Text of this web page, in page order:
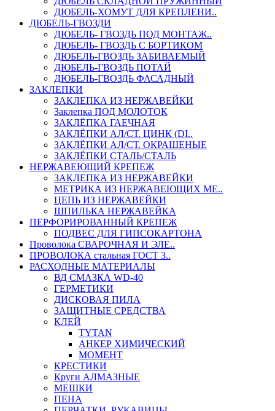
ДЮБЕЛЬ-ХОМУТ ДЛЯ КРЕПЛЕНИ..
ДЮБЕЛЬ-ГВОЗДИ
ДЮБЕЛЬ- ГВОЗДЬ ПОД МОНТАЖ..
ДЮБЕЛЬ- ГВОЗДЬ С БОРТИКОМ
ДЮБЕЛЬ-ГВОЗДЬ ЗАБИВАЕМЫЙ
ДЮБЕЛЬ-ГВОЗДЬ ПОТАЙ
ДЮБЕЛЬ-ГВОЗДЬ ФАСАДНЫЙ
ЗАКЛЕПКИ
ЗАКЛЕПКА ИЗ НЕРЖАВЕЙКИ
Заклепка ПОД МОЛОТОК
ЗАКЛЁПКА ГАЕЧНАЯ
ЗАКЛЁПКИ АЛ/СТ. ЦИНК (DI..
ЗАКЛЁПКИ АЛ/СТ. ОКРАШЕНЫЕ
ЗАКЛЁПКИ СТАЛЬ/СТАЛЬ
НЕРЖАВЕЮЩИЙ КРЕПЕЖ
ЗАКЛЕПКА ИЗ НЕРЖАВЕЙКИ
МЕТРИКА ИЗ НЕРЖАВЕЮЩИХ МЕ..
ЦЕПЬ ИЗ НЕРЖАВЕЙКИ
ШПИЛЬКА НЕРЖАВЕЙКА
ПЕРФОРИРОВАННЫЙ КРЕПЕЖ
ПОДВЕС ДЛЯ ГИПСОКАРТОНА
Проволока СВАРОЧНАЯ И ЭЛЕ..
ПРОВОЛОКА стальная ГОСТ 3..
РАСХОДНЫЕ МАТЕРИАЛЫ
ВД СМАЗКА WD-40
ГЕРМЕТИКИ
ДИСКОВАЯ ПИЛА
ЗАЩИТНЫЕ СРЕДСТВА
КЛЕЙ
TYTAN
АНКЕР ХИМИЧЕСКИЙ
МОМЕНТ
КРЕСТИКИ
Круги АЛМАЗНЫЕ
МЕШКИ
ПЕНА